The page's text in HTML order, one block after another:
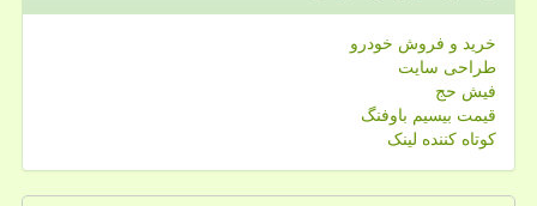
خرید و فروش خودرو
طراحی سایت
فیش حج
قیمت بیسیم باوفنگ
کوتاه کننده لینک